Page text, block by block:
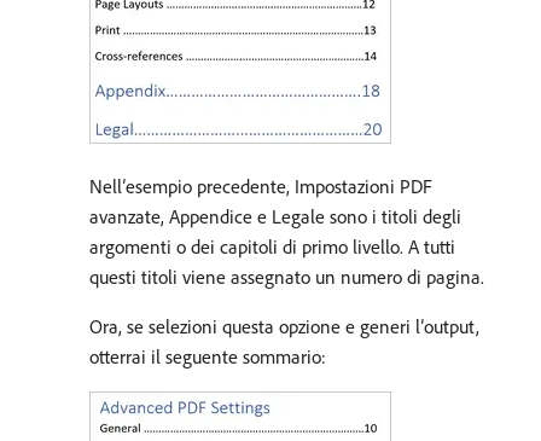
Nell’esempio precedente, Impostazioni PDF
avanzate, Appendice e Legale sono i titoli degli
argomenti o dei capitoli di primo livello. A tutti
questi titoli viene assegnato un numero di pagina.
Ora, se selezioni questa opzione e generi l’output,
otterrai il seguente sommario: